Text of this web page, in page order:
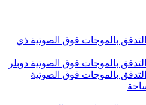
بالموجات فوق الصوتية ذي
بالموجات فوق الصوتية دوبلر
بالموجات فوق الصوتية